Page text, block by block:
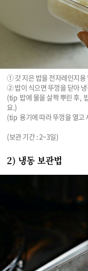
① 갓 지은 밥을 전자레인지용
② 밥이 식으면 뚜껑을 닫아
(tip  밥에 물을 살짝 뿌린 후,
요.)
(tip  용기에 따라 뚜껑을 열고
(보관 기간 : 2~3일)
2) 냉동 보관법